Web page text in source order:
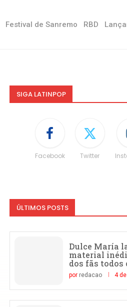
Festival de Sanremo RBD
SIGA LATINPOP
Facebook Twitter
ÚLTIMOS POSTS
Dulce María
material
dos fãs todos
por redacao 4